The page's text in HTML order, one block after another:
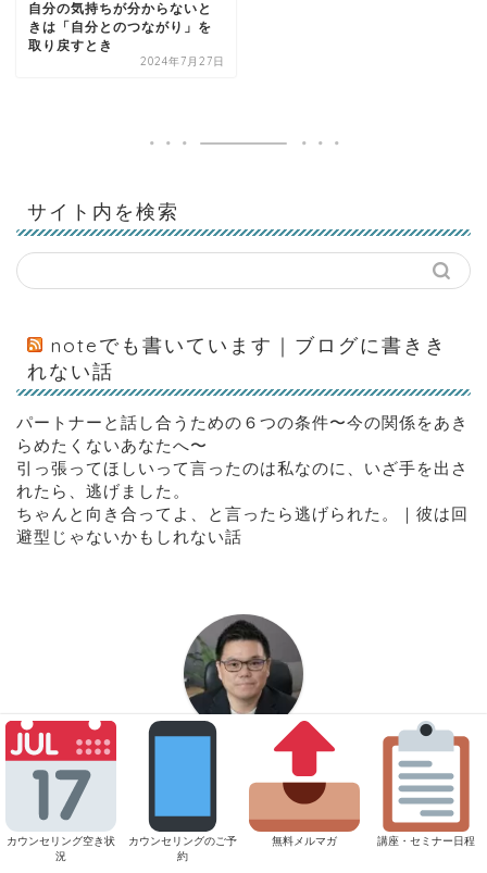
自分の気持ちが分からないと
きは「自分とのつながり」を
取り戻すとき
2024年7月27日
サイト内を検索
noteでも書いています｜ブログに書きき
れない話
パートナーと話し合うための６つの条件〜今の関係をあき
らめたくないあなたへ〜
引っ張ってほしいって言ったのは私なのに、いざ手を出さ
れたら、逃げました。
ちゃんと向き合ってよ、と言ったら逃げられた。｜彼は回
避型じゃないかもしれない話
心理カウンセラー/トレーナー
浅野寿和（あさのひさお）
恋愛・夫婦・仕事・生き方の中で、「ちゃんとやってき
たはずなのに」そんな感覚を抱えやすい人のご相談を多
くお受けしています。
カウンセリング空き状
況
カウンセリングのご予
約
無料メルマガ 講座・セミナー日程